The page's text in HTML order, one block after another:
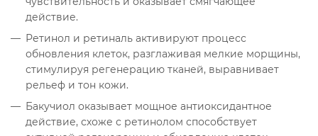
действие.
Ретинол и ретиналь активируют процесс
обновления клеток, разглаживая мелкие морщины,
стимулируя регенерацию тканей, выравнивает
рельеф и тон кожи.
Бакучиол оказывает мощное антиоксидантное
действие, схоже с ретинолом способствует